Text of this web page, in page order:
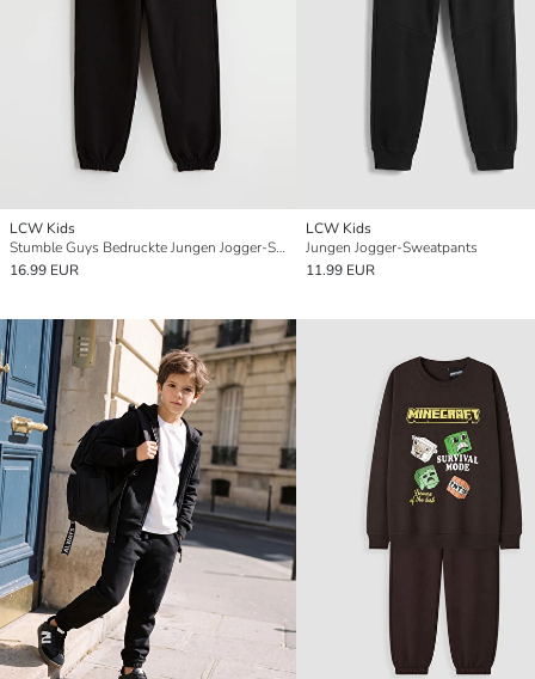
LCW Kids
Stumble Guys Bedruckte Jungen Jogger-Sweatpants
16.99 EUR
LCW Kids
Jungen Jogger-Sweatpants
11.99 EUR